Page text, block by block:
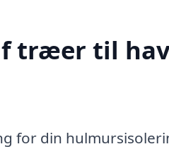
træer til
for din